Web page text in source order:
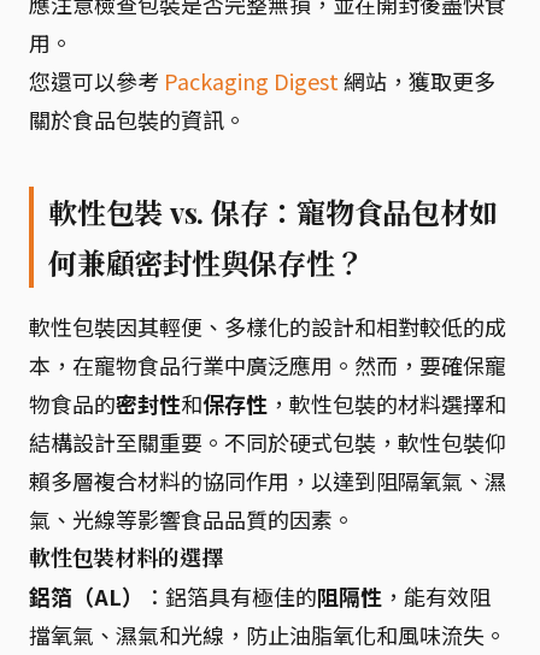
用。
您還可以參考 Packaging Digest網站，獲取更多
關於食品包裝的資訊。
軟性包裝 vs. 保存：寵物食品包材如
何兼顧密封性與保存性？
軟性包裝因其輕便、多樣化的設計和相對較低的成
本，在寵物食品行業中廣泛應用。然而，要確保寵
物食品的密封性和保存性 ，軟性包裝的材料選擇和
結構設計至關重要。不同於硬式包裝，軟性包裝仰
賴多層複合材料的協同作用，以達到阻隔氧氣、濕
氣、光線等影響食品品質的因素。
軟性包裝材料的選擇
鋁箔（AL） ：鋁箔具有極佳的阻隔性 ，能有效阻
擋氧氣、濕氣和光線，防止油脂氧化和風味流失。